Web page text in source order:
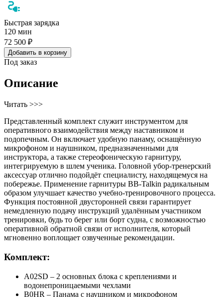
Быстрая зарядка
120 мин
72 500 ₽
Добавить в корзину
Под заказ
Описание
Читать >>>
Представленный комплект служит инструментом для
оперативного взаимодействия между наставником и
подопечным. Он включает удобную панаму, оснащённую
микрофоном и наушником, предназначенными для
инструктора, а также стереофоническую гарнитуру,
интегрируемую в шлем ученика. Головной убор-тренерский
аксессуар отлично подойдёт специалисту, находящемуся на
побережье. Применение гарнитуры BB-Talkin радикальным
образом улучшает качество учебно-тренировочного процесса.
Функция постоянной двусторонней связи гарантирует
немедленную подачу инструкций удалённым участником
тренировки, будь то берег или борт судна, с возможностью
оперативной обратной связи от исполнителя, который
мгновенно воплощает озвученные рекомендации.
Комплект:
А02SD – 2 основных блока с креплениями и
водонепроницаемыми чехлами
B0HR – Панама с наушником и микрофоном